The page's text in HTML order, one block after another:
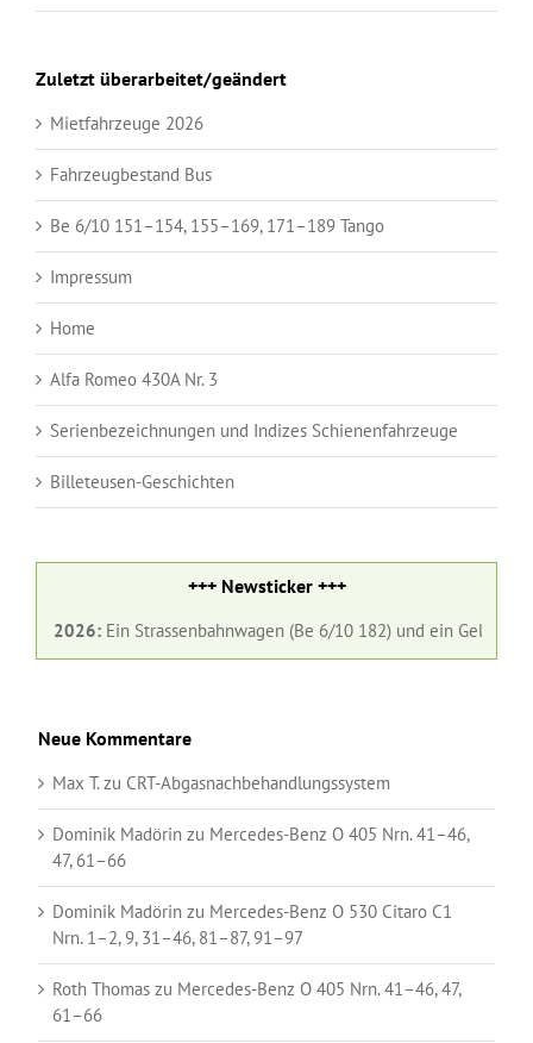
Zuletzt überarbeitet/geändert
Mietfahrzeuge 2026
Fahrzeugbestand Bus
Be 6/10 151–154, 155–169, 171–189 Tango
Impressum
Home
Alfa Romeo 430A Nr. 3
Serienbezeichnungen und Indizes Schienenfahrzeuge
Billeteusen-Geschichten
+++ Newsticker +++
Ein Strassenbahnwagen (Be 6/10 182) und ein Gelenkbus (Nr.
Neue Kommentare
Max T.zu CRT-Abgasnachbehandlungssystem
Dominik Madörin zu Mercedes-Benz O 405 Nrn. 41–46,
47, 61–66
Dominik Madörin zu Mercedes-Benz O 530 Citaro C1
Nrn. 1–2, 9, 31–46, 81–87, 91–97
Roth Thomas zu Mercedes-Benz O 405 Nrn. 41–46, 47,
61–66